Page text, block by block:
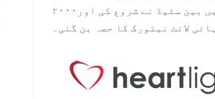
کام ۱۹۹۸ میں بین سٹیڈ نے شروع کی اور۲۰۰۰
ہائی لائٹ نیٹورک کا حصہ بن گئی۔